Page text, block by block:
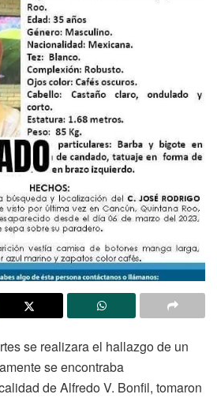
se realizara el hallazgo de un
se encontraba
de Alfredo V. Bonfil, tomaron